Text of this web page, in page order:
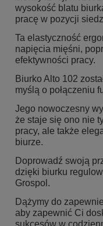
wysokość blatu
pracę w pozycji
Ta elastyczność
napięcia mięśni,
efektywności pracy.
Biurko Alto 102
myślą o połączeniu
Jego nowoczesny
że staje się ono nie
pracy, ale także
biurze.
Doprowadź swoją
dzięki biurku
Grospol.
Dążymy do
aby zapewnić Ci
sukcesów w